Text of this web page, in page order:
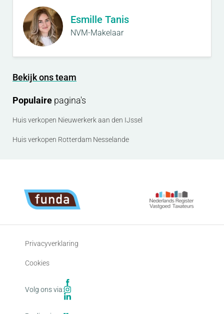
Esmille Tanis
NVM-Makelaar
Bekijk ons team
Populaire pagina's
Huis verkopen Nieuwerkerk aan den IJssel
Huis verkopen Rotterdam Nesselande
Privacyverklaring
Cookies
Volg ons via: